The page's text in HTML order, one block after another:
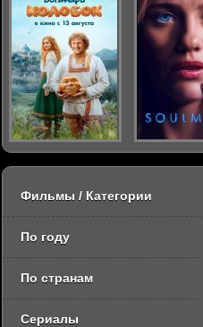
Фильмы / Категории
По году
По странам
Сериалы